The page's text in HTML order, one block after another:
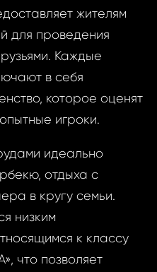
жителям
для проведения
Каждые
в себя
которое оценят
игроки.
идеально
отдыха с
в кругу семьи.
низким
к классу
что позволяет